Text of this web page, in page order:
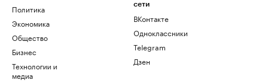
Политика
Экономика
Общество
Бизнес
Технологии и
медиа
сети
ВКонтакте
Одноклассники
Telegram
Дзен